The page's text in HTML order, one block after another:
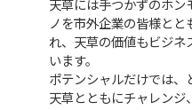
天草には手つかずのホン
ノを市外企業の皆様とと
れ、天草の価値もビジネ
います。
ポテンシャルだけでは、
天草とともにチャレンジ